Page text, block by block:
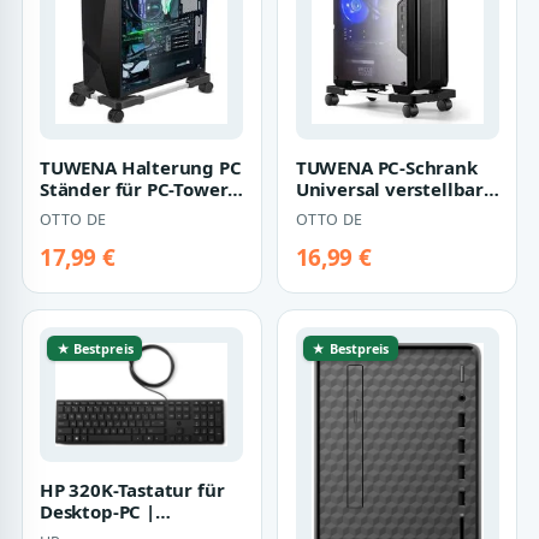
TUWENA Halterung PC
Ständer für PC-Tower,
Computer CPU
Desktop Ständer…
OTTO DE
17,99 €
TUWENA PC-Schrank
Universal verstellbare
CPU Ständer mit
Rollen für Co…
OTTO DE
16,99 €
★ Bestpreis
HP 320K-Tastatur für
Desktop-PC |
9sr37aa#abh |
★ Bestpreis